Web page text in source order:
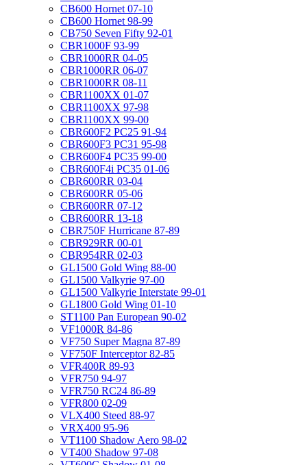
CB600 Hornet 07-10
CB600 Hornet 98-99
CB750 Seven Fifty 92-01
CBR1000F 93-99
CBR1000RR 04-05
CBR1000RR 06-07
CBR1000RR 08-11
CBR1100XX 01-07
CBR1100XX 97-98
CBR1100XX 99-00
CBR600F2 PC25 91-94
CBR600F3 PC31 95-98
CBR600F4 PC35 99-00
CBR600F4i PC35 01-06
CBR600RR 03-04
CBR600RR 05-06
CBR600RR 07-12
CBR600RR 13-18
CBR750F Hurricane 87-89
CBR929RR 00-01
CBR954RR 02-03
GL1500 Gold Wing 88-00
GL1500 Valkyrie 97-00
GL1500 Valkyrie Interstate 99-01
GL1800 Gold Wing 01-10
ST1100 Pan European 90-02
VF1000R 84-86
VF750 Super Magna 87-89
VF750F Interceptor 82-85
VFR400R 89-93
VFR750 94-97
VFR750 RC24 86-89
VFR800 02-09
VLX400 Steed 88-97
VRX400 95-96
VT1100 Shadow Aero 98-02
VT400 Shadow 97-08